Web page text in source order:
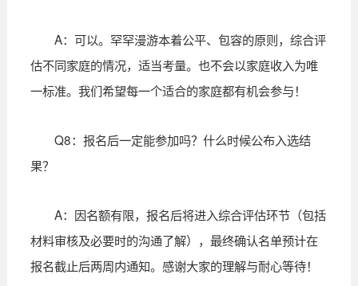
A：可以。罕罕漫游本着公平、包容的原则，综合评
估不同家庭的情况，适当考量。也不会以家庭收入为唯
一标准。我们希望每一个适合的家庭都有机会参与！
Q8：报名后一定能参加吗？什么时候公布入选结
果？
A：因名额有限，报名后将进入综合评估环节（包括
材料审核及必要时的沟通了解），最终确认名单预计在
报名截止后两周内通知。感谢大家的理解与耐心等待！